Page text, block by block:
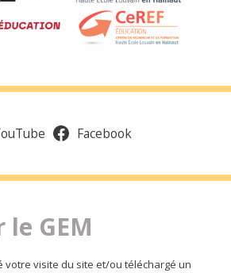
Facebook
GEM
votre visite du site et/ou téléchargé un